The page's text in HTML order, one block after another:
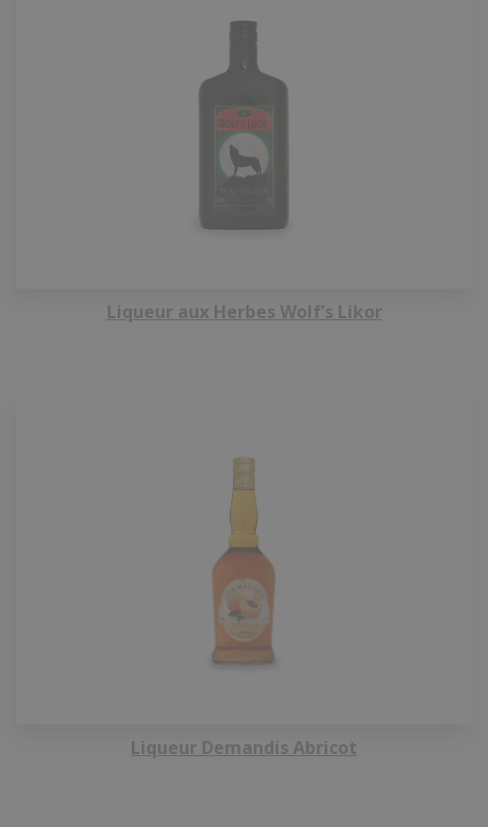
Liqueur aux Herbes Wolf’s Likor
Liqueur Demandis Abricot